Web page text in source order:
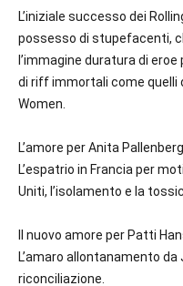
L’iniziale successo dei
possesso di stupefacenti,
l’immagine duratura di eroe
di riff immortali come quelli
Women.
L’amore per Anita
L’espatrio in Francia per
Uniti, l’isolamento e la
Il nuovo amore per Patti
L’amaro allontanamento
riconciliazione.